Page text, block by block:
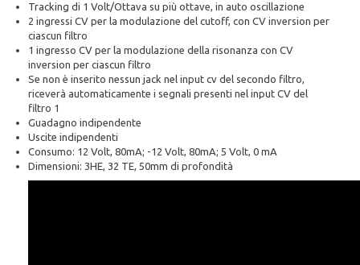
Tracking di 1 Volt/Ottava su più ottave, in auto oscillazione
2 ingressi CV per la modulazione del cutoff, con CV inversion per
ciascun filtro
1 ingresso CV per la modulazione della risonanza con CV
inversion per ciascun filtro
Se non è inserito nessun jack nel input cv del secondo filtro,
riceverà automaticamente i segnali presenti nel input CV del
filtro 1
Guadagno indipendente
Uscite indipendenti
Consumo: 12 Volt, 80mA; -12 Volt, 80mA; 5 Volt, 0 mA
Dimensioni: 3HE, 32 TE, 50mm di profondità